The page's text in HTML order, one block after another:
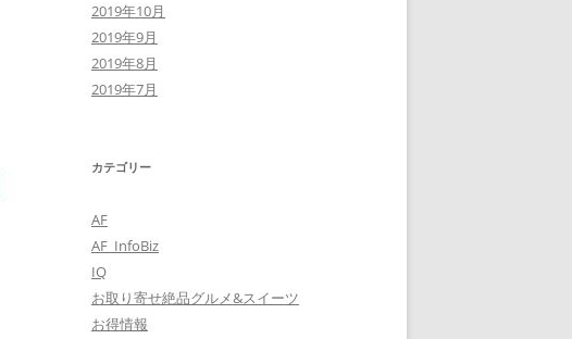
2019年10月
2019年9月
2019年8月
2019年7月
カテゴリー
AF
AF_InfoBiz
IQ
お取り寄せ絶品グルメ&スイーツ
お得情報